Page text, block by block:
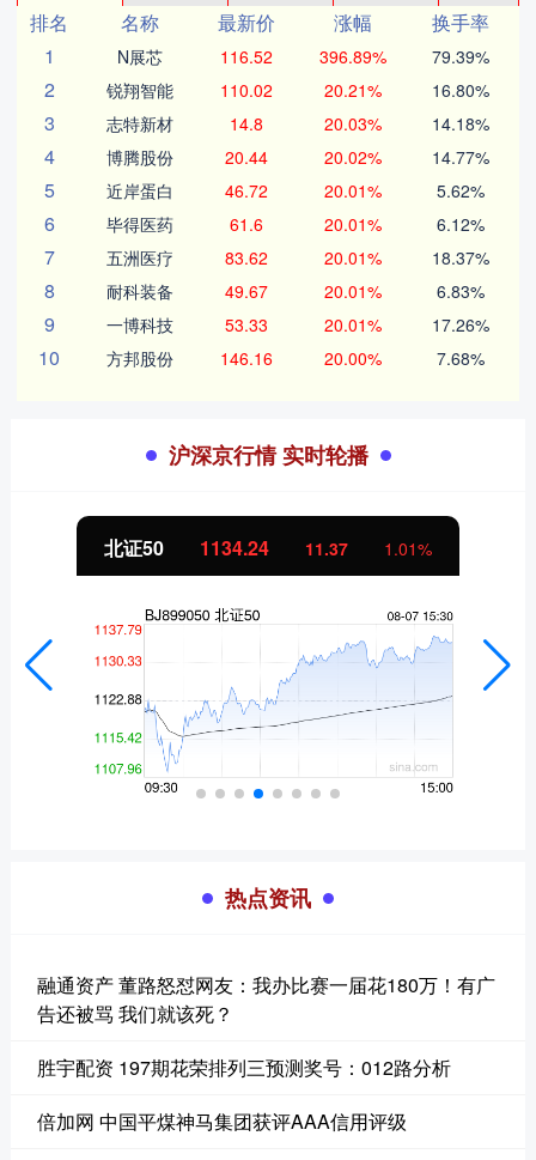
排名
名称 最新价 涨幅
换手率
1
N展芯 116.52 396.89% 79.39%
2 锐翔智能 110.02 20.21% 16.80%
3 志特新材 14.8 20.03% 14.18%
4 博腾股份 20.44 20.02% 14.77%
5 近岸蛋白 46.72 20.01% 5.62%
6 毕得医药 61.6 20.01% 6.12%
7 五洲医疗 83.62 20.01% 18.37%
8 耐科装备 49.67 20.01% 6.83%
9 一博科技 53.33 20.01% 17.26%
10 方邦股份 146.16 20.00% 7.68%
沪深京行情 实时轮播
北证50 1134.24 11.37 1.01%
热点资讯
融通资产 董路怒怼网友：我办比赛一届花180万！有广
告还被骂 我们就该死？
胜宇配资 197期花荣排列三预测奖号：012路分析
倍加网 中国平煤神马集团获评AAA信用评级